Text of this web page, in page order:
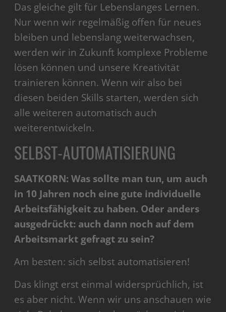
Das gleiche gilt für Lebenslanges Lernen.
Nur wenn wir regelmäßig offen für neues
bleiben und lebenslang weiterwachsen,
werden wir in Zukunft komplexe Probleme
lösen können und unsere Kreativität
trainieren können. Wenn wir also bei
diesen beiden Skills starten, werden sich
alle weiteren automatisch auch
weiterentwickeln.
SELBST-AUTOMATISIERUNG
SAATKORN: Was sollte man tun, um auch
in 10 Jahren noch eine gute individuelle
Arbeitsfähigkeit zu haben. Oder anders
ausgedrückt: auch dann noch auf dem
Arbeitsmarkt gefragt zu sein?
Am besten: sich selbst automatisieren!
Das klingt erst einmal widersprüchlich, ist
es aber nicht. Wenn wir uns anschauen wie